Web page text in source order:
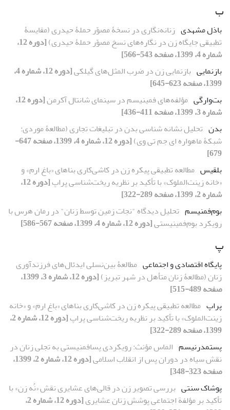
ب
باذل مشهدی زنانه‌نگاری در نسخۀ مصوّر حملۀ حیدری (مقایسۀ
تطبیقی جایگاه زن در نگاره‌های نسخ مصوّر حملۀ حیدری)
[دوره 12،
شماره 4، 1399، صفحه 543-566]
بازنمایی بازنمایی زن در ضرب المثل‌های گیلکی
[دوره 12، شماره 4،
1399، صفحه 623-645]
بت‌وارگی مؤلفه‌های فمینیسم در سینمای شانتال آکرمن
[دوره 12،
شماره 3، 1399، صفحه 411-436]
بدن تحلیل نشانه شناسی بدن در تبلیغات تجاری (مطالعۀ موردی:
شبکۀ ماهواره ای جم تی وی)
[دوره 12، شماره 4، 1399، صفحه 647-
679]
بلقیس مطالعه تطبیقی پیکره زن در کاشی‌کاری بناهای «باغ ارم» و
«خانه زینت‌الملوک» با تأکید بر نظریه ریخت‌شناسی پراپ
[دوره 12،
شماره 2، 1399، صفحه 289-322]
بوم‌فمنیسم تحلیل دیدگاه "نجات زمین توسط زنان" در رمان هرس با
رویکرد بوم‌فمینیستی[دوره 12، شماره 4، 1399، صفحه 567-586]
پ
پایگاه اقتصادی و اجتماعی مطالعۀ بین‌نسلی ایدئال‌های فرزندآوری
زنان (مطالعۀ زنان متأهل در شهر تبریز)
[دوره 12، شماره 3، 1399،
صفحه 489-515]
پراپ مطالعه تطبیقی پیکره زن در کاشی‌کاری بناهای «باغ ارم» و «خانه
زینت‌الملوک» با تأکید بر نظریه ریخت‌شناسی پراپ
[دوره 12، شماره 2،
1399، صفحه 289-322]
پست‏مدرنیسم الماس مؤنث: رویکردی پسافمنیستی به تجلی زنان در
نقش سیاه در دوران پس از انقلاب اسلامی
[دوره 12، شماره 2، 1399،
صفحه 323-348]
پوشاک سنتی بررسی تصویر زن در قالی‌های عشایری نقش «نُه‌ زن» با
تأکید بر مؤلفة اجتماعی پوشش زنان عشایری
[دوره 12، شماره 2،